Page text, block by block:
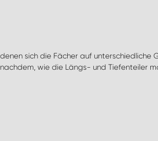
nachdem, wie die Längs- und Tiefenteiler